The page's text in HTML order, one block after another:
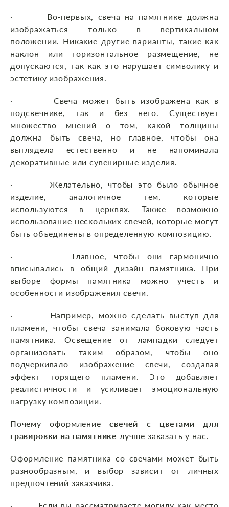
· Во-первых, свеча на памятнике должна
изображаться только в вертикальном
положении. Никакие другие варианты, такие как
наклон или горизонтальное размещение, не
допускаются, так как это нарушает символику и
эстетику изображения.
· Свеча может быть изображена как в
подсвечнике, так и без него. Существует
множество мнений о том, какой толщины
должна быть свеча, но главное, чтобы она
выглядела естественно и не напоминала
декоративные или сувенирные изделия.
· Желательно, чтобы это было обычное
изделие, аналогичное тем, которые
используются в церквях. Также возможно
использование нескольких свечей, которые могут
быть объединены в определенную композицию.
· Главное, чтобы они гармонично
вписывались в общий дизайн памятника. При
выборе формы памятника можно учесть и
особенности изображения свечи.
· Например, можно сделать выступ для
пламени, чтобы свеча занимала боковую часть
памятника. Освещение от лампадки следует
организовать таким образом, чтобы оно
подчеркивало изображение свечи, создавая
эффект горящего пламени. Это добавляет
реалистичности и усиливает эмоциональную
нагрузку композиции.
Почему оформлениесвечей с цветами для
гравировки на памятнике лучше заказать у нас.
Оформление памятника со свечами может быть
разнообразным, и выбор зависит от личных
предпочтений заказчика.